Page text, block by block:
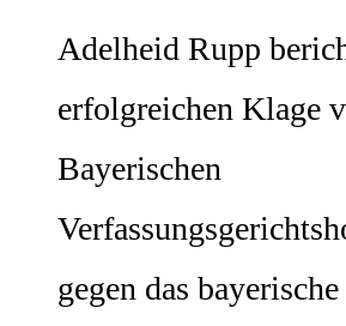
Adelheid Rupp
erfolgreichen Klage
Bayerischen
gegen das bayerische